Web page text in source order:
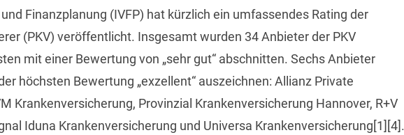
Finanzplanung (IVFP) hat kürzlich ein umfassendes Rating der
(PKV) veröffentlicht. Insgesamt wurden 34 Anbieter der PKV
mit einer Bewertung von „sehr gut“ abschnitten. Sechs Anbieter
höchsten Bewertung „exzellent“ auszeichnen: Allianz Private
Krankenversicherung, Provinzial Krankenversicherung Hannover, R+V
Iduna Krankenversicherung und Universa Krankenversicherung[1][4].